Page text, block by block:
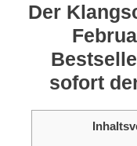
Der
sofort